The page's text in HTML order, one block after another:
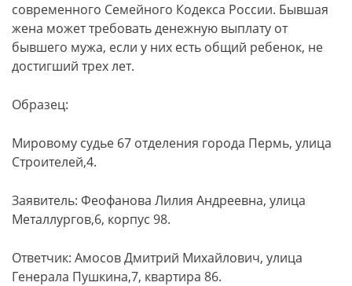
современного Семейного Кодекса России. Бывшая
жена может требовать денежную выплату от
бывшего мужа, если у них есть общий ребенок, не
достигший трех лет.
Образец:
Мировому судье 67 отделения города Пермь, улица
Строителей,4.
Заявитель: Феофанова Лилия Андреевна, улица
Металлургов,6, корпус 98.
Ответчик: Амосов Дмитрий Михайлович, улица
Генерала Пушкина,7, квартира 86.